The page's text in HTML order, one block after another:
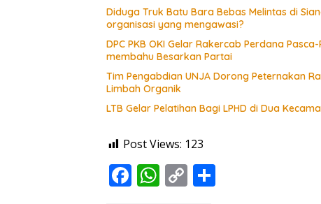
Diduga Truk Batu Bara Bebas Melintas di
organisasi yang mengawasi?
DPC PKB OKI Gelar Rakercab Perdana
membahu Besarkan Partai
Tim Pengabdian UNJA Dorong Peternakan
Limbah Organik
LTB Gelar Pelatihan Bagi LPHD di Dua
Post Views: 123
F W C